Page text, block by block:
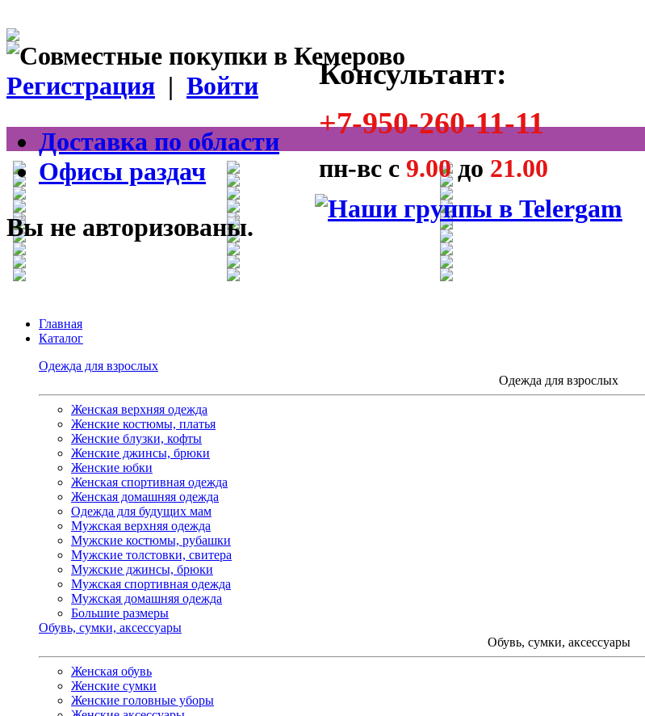
Консультант:
+7-950-260-11-11
пн-вс с 9.00до 21.00
Регистрация | Войти
Доставка по области
Офисы раздач
Вы не авторизованы.
Главная
Каталог
Одежда для взрослых
Одежда для взрослых
Женская верхняя одежда
Женские костюмы, платья
Женские блузки, кофты
Женские джинсы, брюки
Женские юбки
Женская спортивная одежда
Женская домашняя одежда
Одежда для будущих мам
Мужская верхняя одежда
Мужские костюмы, рубашки
Мужские толстовки, свитера
Мужские джинсы, брюки
Мужская спортивная одежда
Мужская домашняя одежда
Большие размеры
Обувь, сумки, аксессуары
Обувь, сумки, аксессуары
Женская обувь
Женские сумки
Женские головные уборы